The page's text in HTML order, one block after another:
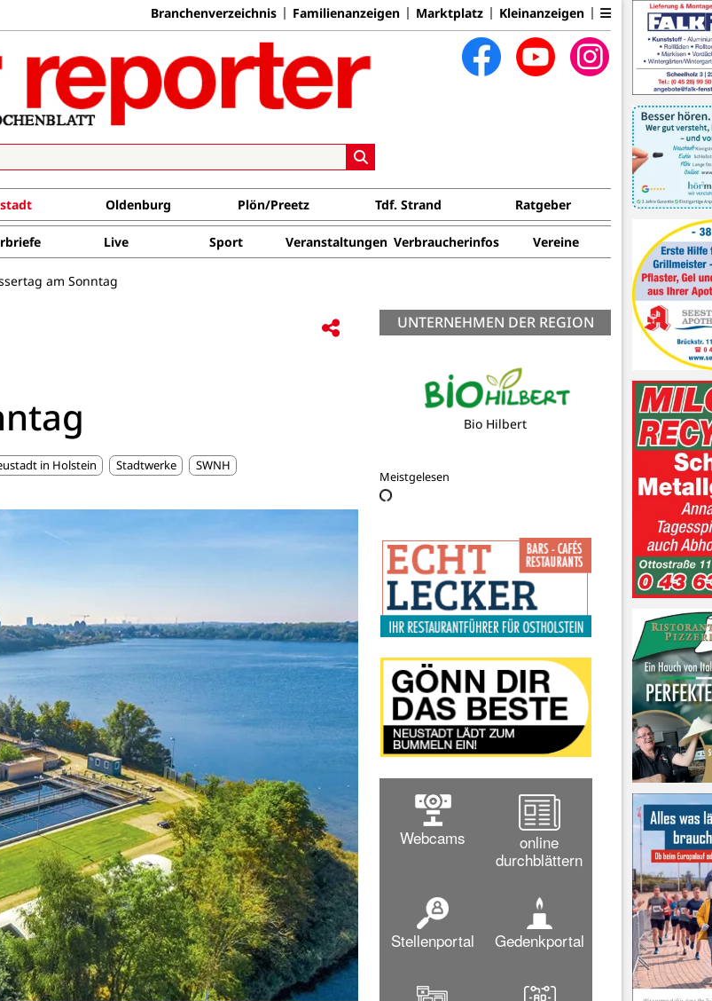
Branchenverzeichnis Familienanzeigen Marktplatz Kleinanzeigen
Oldenburg Plön/Preetz Tdf. Strand Ratgeber
Live Sport Veranstaltungen Verbraucherinfos Vereine
am Sonntag
in Holstein Stadtwerke SWNH
UNTERNEHMEN DER REGION
Meistgelesen
Webcams
online
durchblättern
Stellenportal Gedenkportal